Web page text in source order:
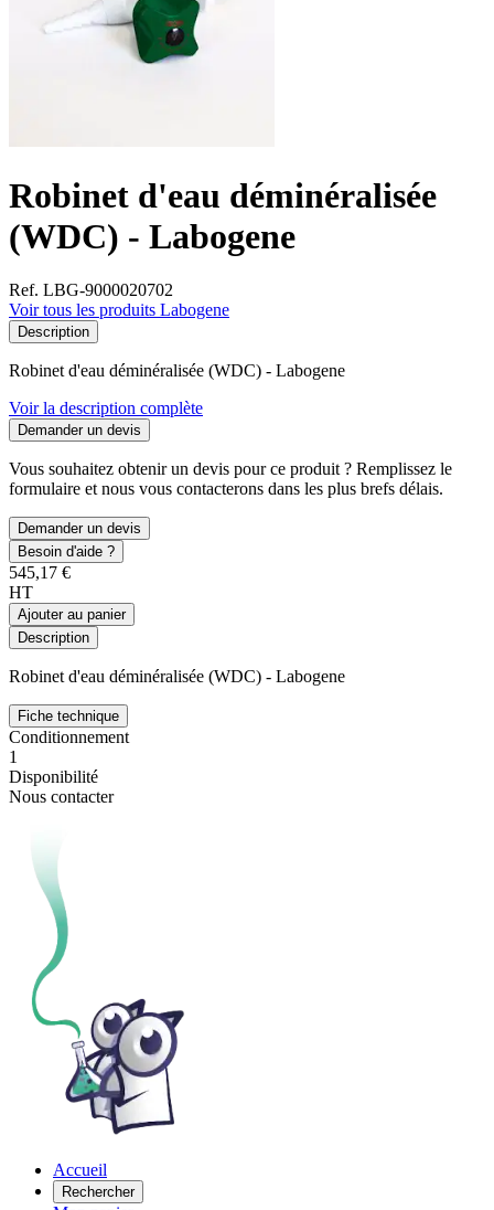
Robinet d'eau déminéralisée
(WDC) - Labogene
Ref. LBG-9000020702
Voir tous les produits Labogene
Description
Robinet d'eau déminéralisée (WDC) - Labogene
Voir la description complète
Demander un devis
Vous souhaitez obtenir un devis pour ce produit ? Remplissez le
formulaire et nous vous contacterons dans les plus brefs délais.
Demander un devis
Besoin d'aide ?
545,17 €
HT
Ajouter au panier
Description
Robinet d'eau déminéralisée (WDC) - Labogene
Fiche technique
Conditionnement
1
Disponibilité
Nous contacter
Accueil
Rechercher